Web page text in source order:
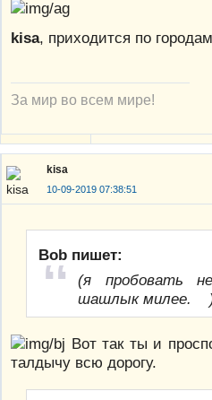
kisa, приходится по
За мир во всем мире!
kisa
10-09-2019 07:38:51
Bob пишет:
(я пробовать
шашлык милее.
Вот так ты и
талдычу всю дорогу.